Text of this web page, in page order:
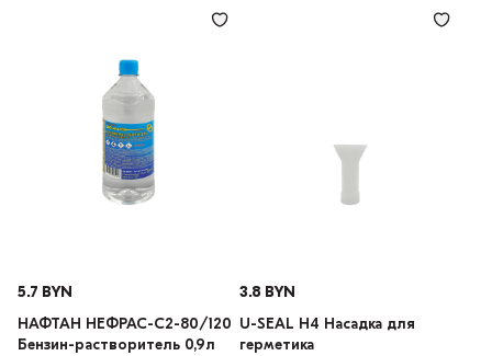
5.7 BYN
НАФТАН НЕФРАС-С2-80/120
Бензин-растворитель 0,9л
3.8 BYN
U-SEAL H4 Насадка для
герметика